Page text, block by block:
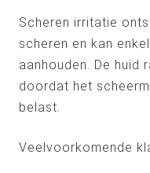
Scheren irritatie
scheren en kan
aanhouden. De huid
doordat het
belast.
Veelvoorkomende